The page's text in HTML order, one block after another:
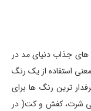
جذاب دنیای مد در
معنی استفاده از یک رنگ
ترین رنگ ها برای
تی شرت، کفش و کت( در